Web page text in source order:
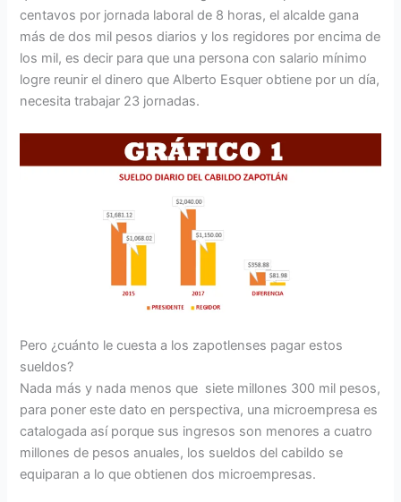
centavos por jornada laboral de 8 horas, el alcalde gana
más de dos mil pesos diarios y los regidores por encima de
los mil, es decir para que una persona con salario mínimo
logre reunir el dinero que Alberto Esquer obtiene por un día,
necesita trabajar 23 jornadas.
Pero ¿cuánto le cuesta a los zapotlenses pagar estos
sueldos?
Nada más y nada menos que siete millones 300 mil pesos,
para poner este dato en perspectiva, una microempresa es
catalogada así porque sus ingresos son menores a cuatro
millones de pesos anuales, los sueldos del cabildo se
equiparan a lo que obtienen dos microempresas.